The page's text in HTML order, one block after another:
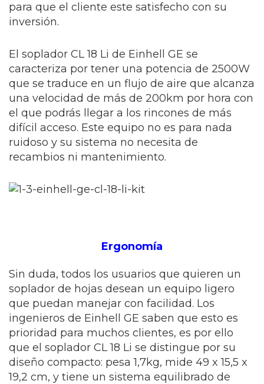
para que el cliente este satisfecho con su
inversión.
El soplador CL 18 Li de Einhell GE se
caracteriza por tener una potencia de 2500W
que se traduce en un flujo de aire que alcanza
una velocidad de más de 200km por hora con
el que podrás llegar a los rincones de más
difícil acceso. Este equipo no es para nada
ruidoso y su sistema no necesita de
recambios ni mantenimiento.
Ergonomía
Sin duda, todos los usuarios que quieren un
soplador de hojas desean un equipo ligero
que puedan manejar con facilidad. Los
ingenieros de Einhell GE saben que esto es
prioridad para muchos clientes, es por ello
que el soplador CL 18 Li se distingue por su
diseño compacto: pesa 1,7kg, mide 49 x 15,5 x
19,2 cm, y tiene un sistema equilibrado de